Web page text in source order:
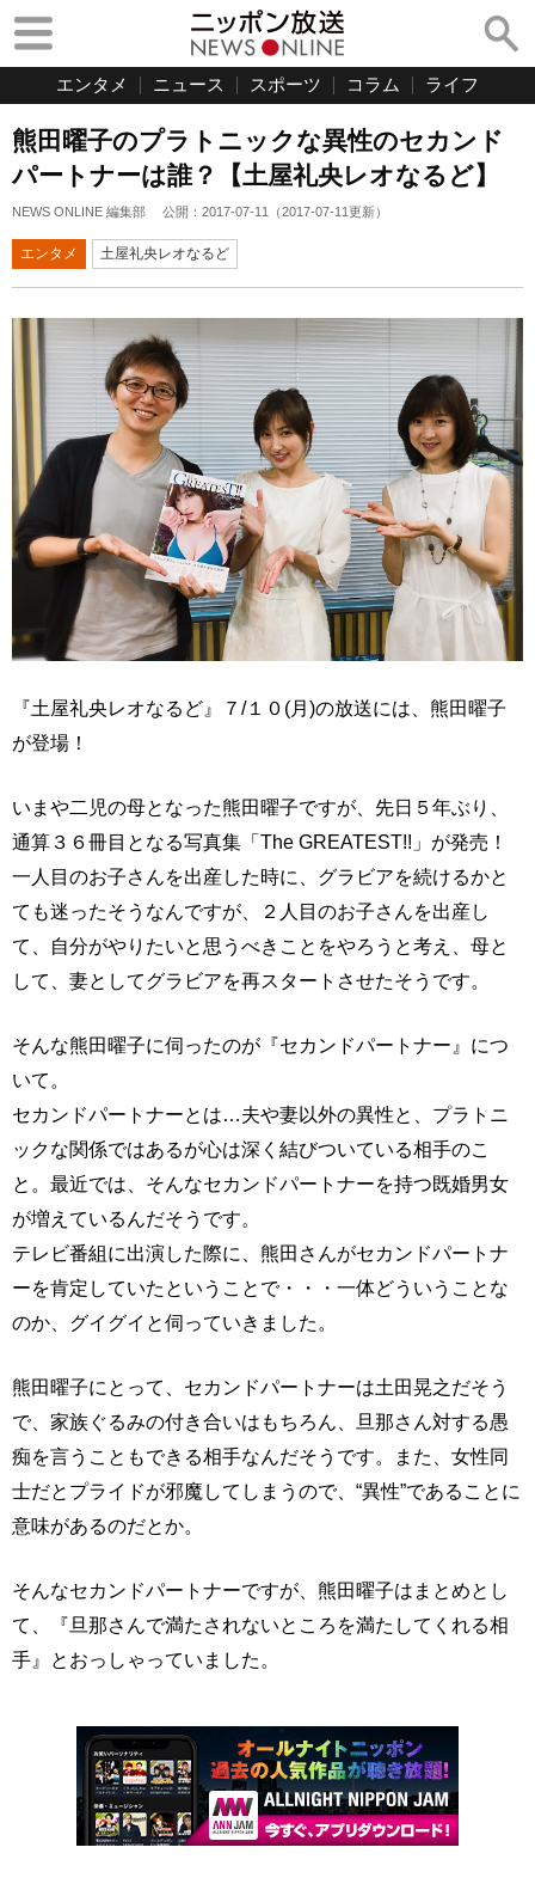
エンタメ ニュース スポーツ コラム ライフ
熊田曜子のプラトニックな異性のセカンド
パートナーは誰？【土屋礼央レオなるど】
NEWS ONLINE 編集部 公開： 2017-07-11 （2017-07-11更新）
エンタメ 土屋礼央レオなるど
『土屋礼央レオなるど』７/１０(月)の放送には、熊田曜子
が登場！
いまや二児の母となった熊田曜子ですが、先日５年ぶり、
通算３６冊目となる写真集「The GREATEST!!」が発売！
一人目のお子さんを出産した時に、グラビアを続けるかと
ても迷ったそうなんですが、２人目のお子さんを出産し
て、自分がやりたいと思うべきことをやろうと考え、母と
して、妻としてグラビアを再スタートさせたそうです。
そんな熊田曜子に伺ったのが『セカンドパートナー』につ
いて。
セカンドパートナーとは…夫や妻以外の異性と、プラトニ
ックな関係ではあるが心は深く結びついている相手のこ
と。最近では、そんなセカンドパートナーを持つ既婚男女
が増えているんだそうです。
テレビ番組に出演した際に、熊田さんがセカンドパートナ
ーを肯定していたということで・・・一体どういうことな
のか、グイグイと伺っていきました。
熊田曜子にとって、セカンドパートナーは土田晃之だそう
で、家族ぐるみの付き合いはもちろん、旦那さん対する愚
痴を言うこともできる相手なんだそうです。また、女性同
士だとプライドが邪魔してしまうので、“異性”であることに
意味があるのだとか。
そんなセカンドパートナーですが、熊田曜子はまとめとし
て、『旦那さんで満たされないところを満たしてくれる相
手』とおっしゃっていました。